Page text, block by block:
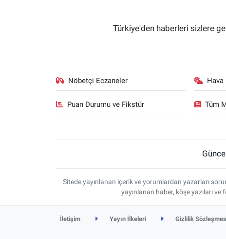
Türkiye'den haberleri sizlere
Nöbetçi Eczaneler Hava
Puan Durumu ve Fikstür Tüm
Sitede yayınlanan içerik ve yorumlardan yazarları
yayınlanan haber, köşe yazıları
İletişim Yayın İlkeleri Gizlilik